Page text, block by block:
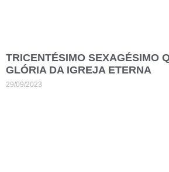
TRICENTÉSIMO SEXAGÉSIMO
GLÓRIA DA IGREJA ETERNA
29/09/2023